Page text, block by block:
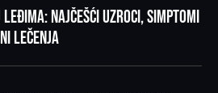
najčešći uzroci, simptomi
lečenja